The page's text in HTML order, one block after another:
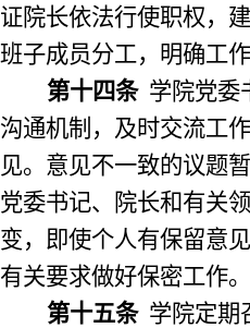
证院长依法行使职权，
班子成员分工，明确工
第十四条 学院党委
沟通机制，及时交流工
见。意见不一致的议题
党委书记、院长和有关
变，即使个人有保留意
有关要求做好保密工作。
第十五条 学院定期